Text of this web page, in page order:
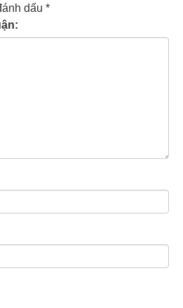
dấu *